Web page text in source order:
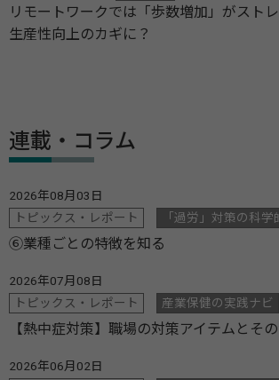
リモートワークでは「歩数増加」がスト
生産性向上のカギに？
連載・コラム
2026年08月03日
トピックス・レポート
「過労」対策の科
⑥業種ごとの特徴を知る
2026年07月08日
トピックス・レポート
産業保健の実践ナビ
【熱中症対策】職場の対策アイテムとそ
2026年06月02日